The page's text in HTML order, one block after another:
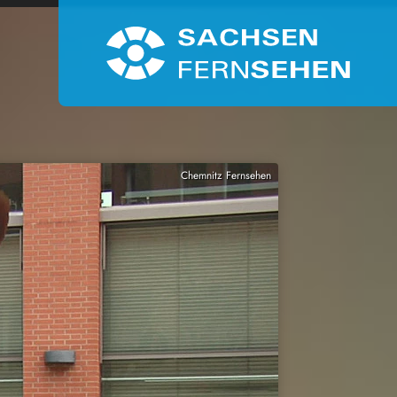
Chemnitz Fernsehen